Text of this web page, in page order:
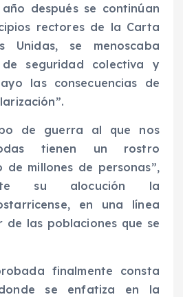
después se continúan
rectores de la Carta
Unidas, se menoscaba
seguridad colectiva y
las consecuencias de
de guerra al que nos
tienen un rostro
de millones de personas”,
su alocución la
en una línea
de las poblaciones que se
finalmente consta
se enfatiza en la